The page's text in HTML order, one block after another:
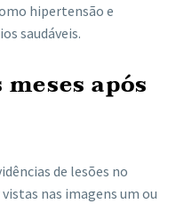
hipertensão e
saudáveis.
após
de lesões no
nas imagens um ou